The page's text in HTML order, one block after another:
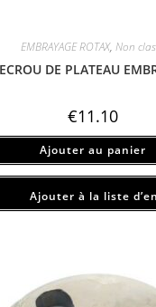
EMBRAYAGE ROTAX, Non
DE PLATEAU
€11.10
Ajouter au panier
Ajouter à la liste